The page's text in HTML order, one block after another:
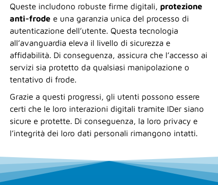
Queste includono robuste firme digitali, protezione
anti-frode e una garanzia unica del processo di
autenticazione dell’utente. Questa tecnologia
all’avanguardia eleva il livello di sicurezza e
affidabilità. Di conseguenza, assicura che l’accesso ai
servizi sia protetto da qualsiasi manipolazione o
tentativo di frode.
Grazie a questi progressi, gli utenti possono essere
certi che le loro interazioni digitali tramite IDer siano
sicure e protette. Di conseguenza, la loro privacy e
l’integrità dei loro dati personali rimangono intatti.